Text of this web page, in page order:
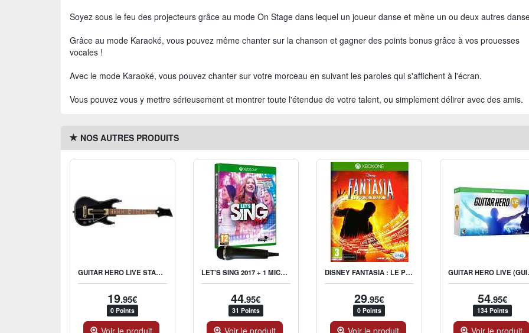
Soyez sous le feu des projecteurs grâce au mode On Stage dans lequel un joueur danse et mène un ou deux autres
Grâce au mode Karaoké, vous pouvez même chanter sur la chanson et gagner des points bonus grâce à vos prouesses
vocales !
Avec le mode Karaoké, vous pouvez chanter sur votre morceau en suivant les paroles qui s'affichent à l'écran.
Vous pouvez vous y mettre sérieusement et montrer toute l'étendue de votre talent, ou simplement délirer avec des amis.
NOS AUTRES PRODUITS
GUITAR HERO LIVE STAND ALONE GUITAR
19.95€
0 Points
Voir le produit
LET'S SING 2017 + 1 MICROPHONE
44.95€
31 Points
Voir le produit
DISNEY FANTASIA : LE POUVOIR DU SON
29.95€
0 Points
Voir le produit
54.95€
134 Points
Voir le produit